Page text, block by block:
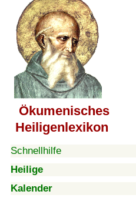
Ökumenisches
Heiligenlexikon
Schnellhilfe
Heilige
Kalender